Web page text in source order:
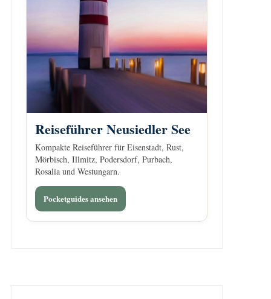
Reiseführer Neusiedler See
Kompakte Reiseführer für Eisenstadt, Rust,
Mörbisch, Illmitz, Podersdorf, Purbach,
Rosalia und Westungarn.
Pocketguides ansehen